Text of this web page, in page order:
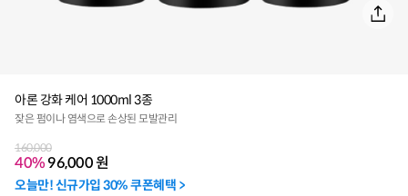
아론 강화 케어 1000ml 3종
잦은 펌이나 염색으로 손상된 모발관리
160,000
40%96,000원
오늘만! 신규가입 30% 쿠폰혜택 >